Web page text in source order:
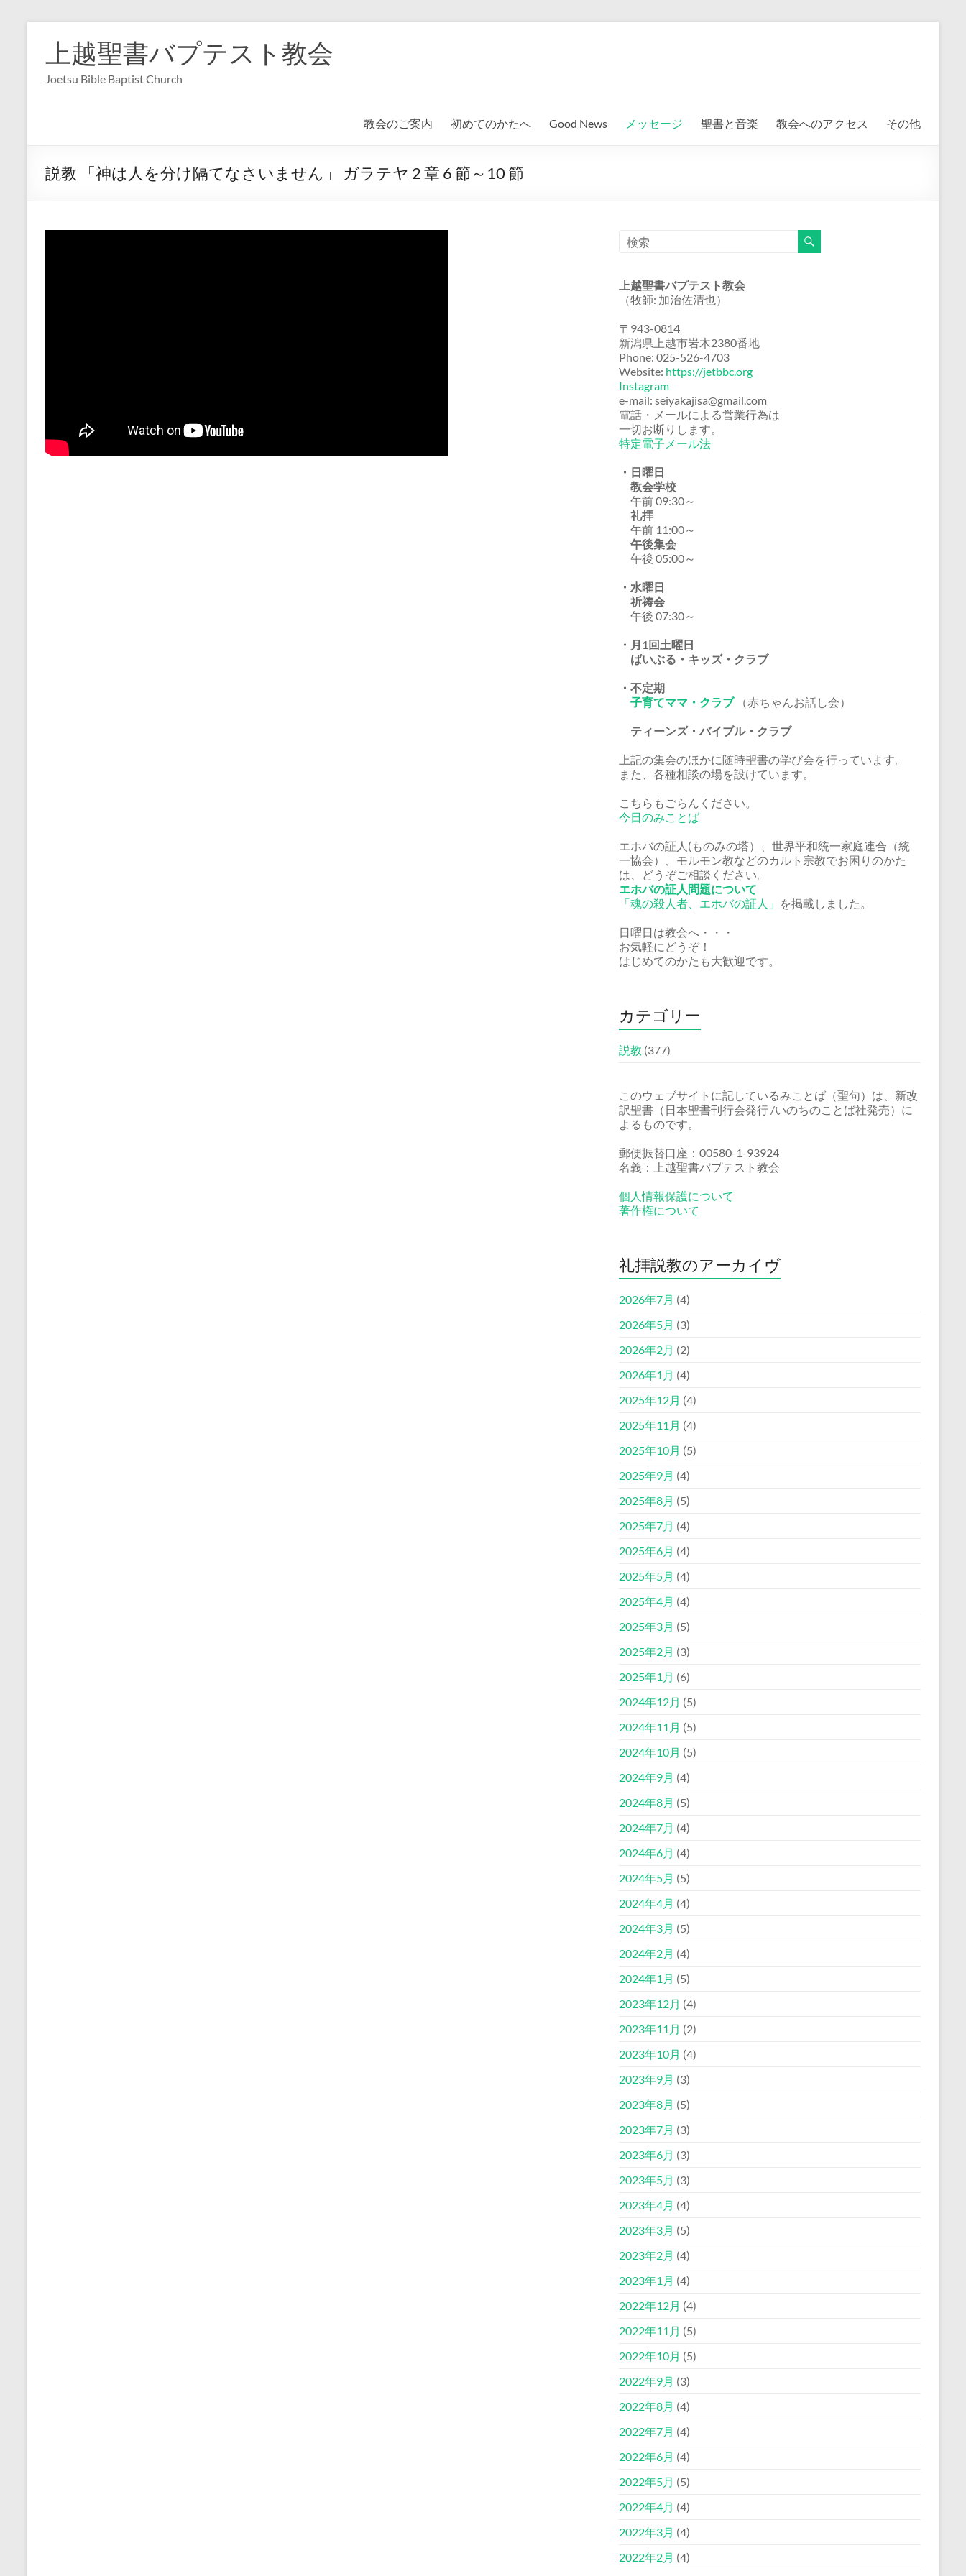
上越聖書バプテスト教会
Joetsu Bible Baptist Church
教会のご案内 初めてのかたへ Good News メッセージ 聖書と音楽 教会へのアクセス その他
説教 「神は人を分け隔てなさいません」 ガラテヤ 2 章 6 節～10 節
上越聖書バプテスト教会
（牧師: 加治佐清也）
〒943-0814
新潟県上越市岩木2380番地
Phone: 025-526-4703
Website: https://jetbbc.org
Instagram
e-mail: seiyakajisa@gmail.com
電話・メールによる営業行為は
一切お断りします。
特定電子メール法
・日曜日
教会学校
午前 09:30～
礼拝
午前 11:00～
午後集会
午後 05:00～
・水曜日
祈祷会
午後 07:30～
・月1回土曜日
ばいぶる・キッズ・クラブ
・不定期
子育てママ・クラブ（赤ちゃんお話し会）
ティーンズ・バイブル・クラブ
上記の集会のほかに随時聖書の学び会を行っています。
また、各種相談の場を設けています。
こちらもごらんください。
今日のみことば
エホバの証人(ものみの塔）、世界平和統一家庭連合（統
一協会）、モルモン教などのカルト宗教でお困りのかた
は、どうぞご相談ください。
エホバの証人問題について
「魂の殺人者、エホバの証人」 を掲載しました。
日曜日は教会へ・・・
お気軽にどうぞ！
はじめてのかたも大歓迎です。
カテゴリー
説教 (377)
このウェブサイトに記しているみことば（聖句）は、新改
訳聖書（日本聖書刊行会発行 /いのちのことば社発売）に
よるものです。
郵便振替口座：00580-1-93924
名義：上越聖書バプテスト教会
個人情報保護について
著作権について
礼拝説教のアーカイヴ
2026年7月 (4)
2026年5月 (3)
2026年2月 (2)
2026年1月 (4)
2025年12月 (4)
2025年11月 (4)
2025年10月 (5)
2025年9月 (4)
2025年8月 (5)
2025年7月 (4)
2025年6月 (4)
2025年5月 (4)
2025年4月 (4)
2025年3月 (5)
2025年2月 (3)
2025年1月 (6)
2024年12月 (5)
2024年11月 (5)
2024年10月 (5)
2024年9月 (4)
2024年8月 (5)
2024年7月 (4)
2024年6月 (4)
2024年5月 (5)
2024年4月 (4)
2024年3月 (5)
2024年2月 (4)
2024年1月 (5)
2023年12月 (4)
2023年11月 (2)
2023年10月 (4)
2023年9月 (3)
2023年8月 (5)
2023年7月 (3)
2023年6月 (3)
2023年5月 (3)
2023年4月 (4)
2023年3月 (5)
2023年2月 (4)
2023年1月 (4)
2022年12月 (4)
2022年11月 (5)
2022年10月 (5)
2022年9月 (3)
2022年8月 (4)
2022年7月 (4)
2022年6月 (4)
2022年5月 (5)
2022年4月 (4)
2022年3月 (4)
2022年2月 (4)